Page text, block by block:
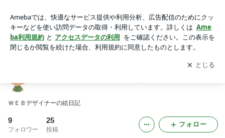
アプリをダウンロードして ブログの更新通知
を受け取りまし
ょう。
開く
ＷＥＢデザイナーの絵日記
9
フォロワー
25
投稿
フォロー